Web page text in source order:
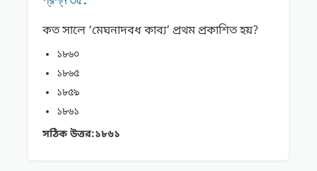
কত সালে ‘মেঘনাদবধ কাব্য’ প্রথম প্রকাশিত হয়?
১৮৬০
১৮৬৫
১৮৫৯
১৮৬১
সঠিক উত্তর:১৮৬১